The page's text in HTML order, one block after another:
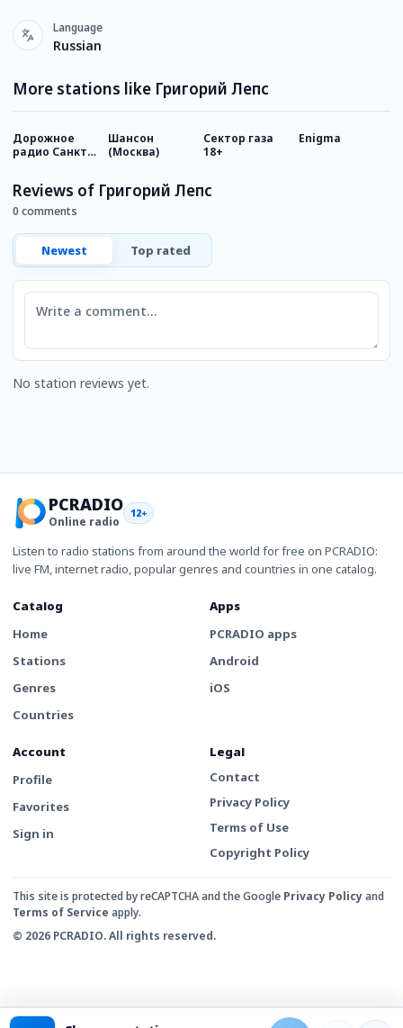
Language
Russian
More stations like Григорий Лепс
Дорожное
радио Санкт-
Шансон
(Москва)
Сектор газа
18+
Enigma
Reviews of Григорий Лепс
0 comments
Newest Top rated
Comment
No station reviews yet.
PCRADIO
Online radio
12+
Listen to radio stations from around the world for free on PCRADIO:
live FM, internet radio, popular genres and countries in one catalog.
Catalog
Home
Stations
Genres
Countries
Apps
PCRADIO apps
Android
iOS
Account
Profile
Favorites
Sign in
Legal
Contact
Privacy Policy
Terms of Use
Copyright Policy
This site is protected by reCAPTCHA and the Google Privacy Policyand
Terms of Service apply.
© 2026 PCRADIO. All rights reserved.